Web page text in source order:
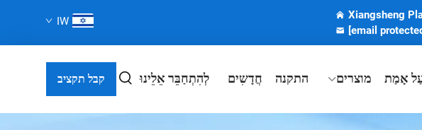
Xiangsheng
[email
IW
אָמַת מוצרים התקנה חֲדָשִים לְהִתְחַבֵּר אֵלֵינוּ קבל תקציב